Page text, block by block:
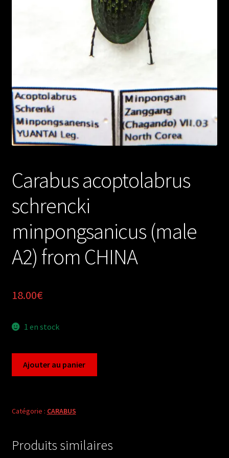
Carabus acoptolabrus
schrencki
minpongsanicus (male
A2) from CHINA
18.00€
1 en stock
schrencki
A2)
Ajouter au panier
Catégorie : CARABUS
Produits similaires